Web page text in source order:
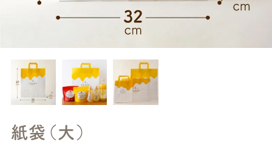
紙袋（大）